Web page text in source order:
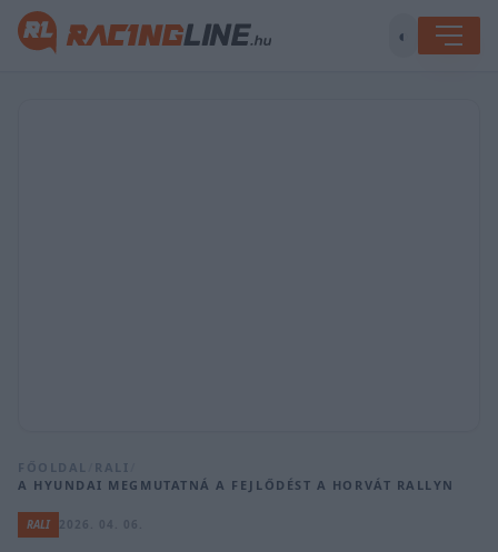
◐
FŐOLDAL RALI
A HYUNDAI MEGMUTATNÁ A FEJLŐDÉST A HORVÁT RALLYN
RALI